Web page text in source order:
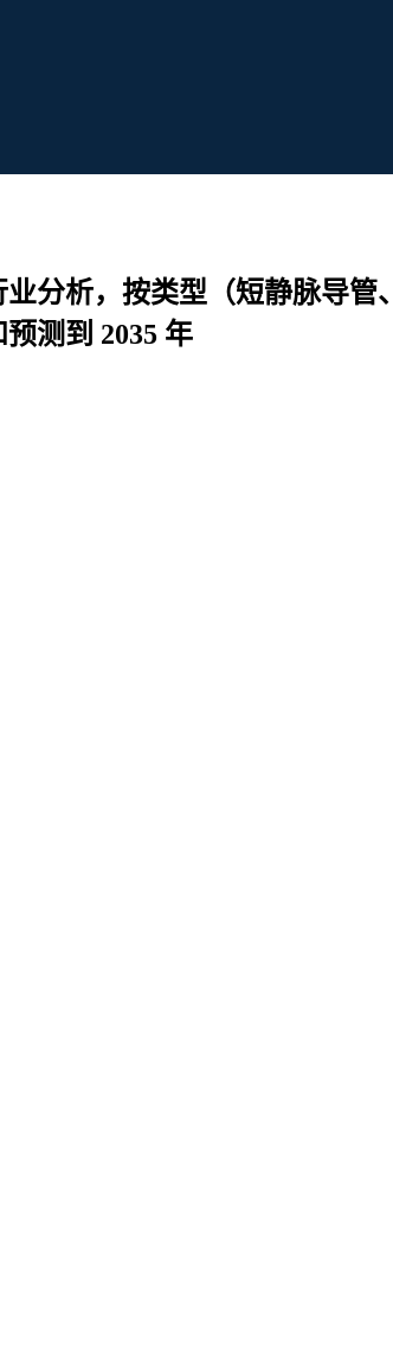
分析，按类型（短静脉导
测到 2035 年